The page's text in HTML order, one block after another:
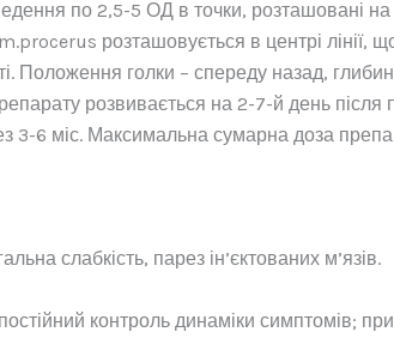
по 2,5-5 ОД в точки, розташовані
розташовується в центрі лінії,
Положення голки – спереду назад,
розвивається на 2-7-й день після
3-6 міс. Максимальна сумарна доза
слабкість, парез ін’єктованих м’язів.
контроль динаміки симптомів;